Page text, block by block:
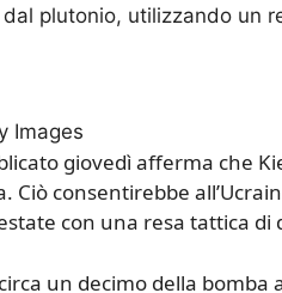
plutonio, utilizzando un
Images
giovedì afferma che
Ciò consentirebbe
con una resa tattica di
un decimo della bomba